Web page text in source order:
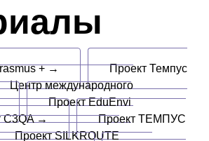
+ →
Проект Темпус
Центр международного
Проект EduEnvi
C3QA →
Проект ТЕМПУС
Проект SILKROUTE